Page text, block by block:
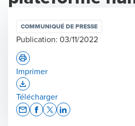
COMMUNIQUÉ DE PRESSE
Publication: 03/11/2022
Imprimer
TéléchargerOpens In A New